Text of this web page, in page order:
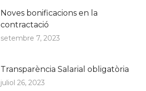
Noves bonificacions en la
contractació
setembre 7, 2023
Transparència Salarial obligatòria
juliol 26, 2023